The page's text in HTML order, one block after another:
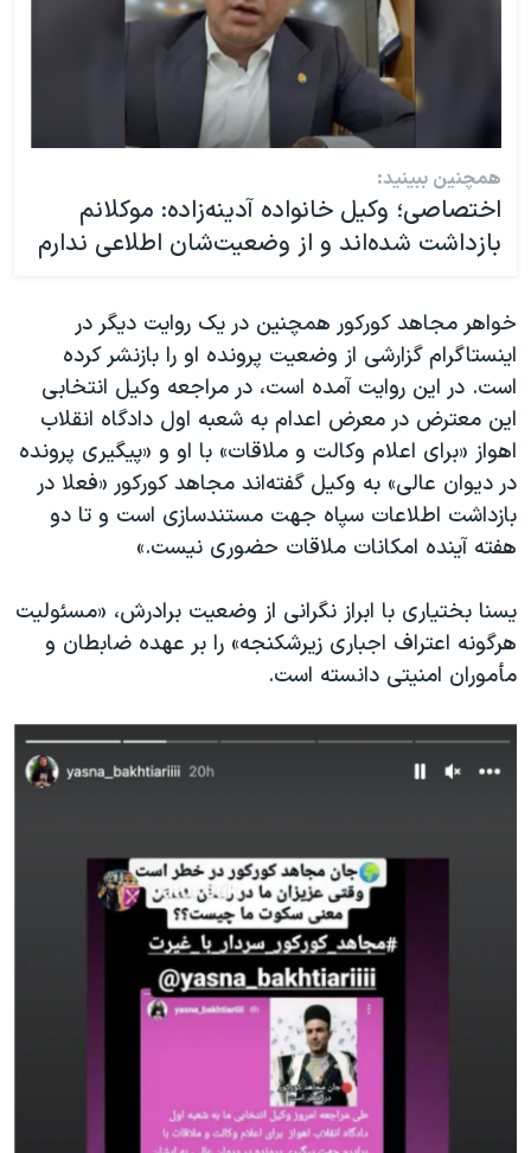
همچنین ببینید:
اختصاصی؛ وکیل خانواده آدینه‌زاده: موکلانم
بازداشت‌ شده‌اند و از وضعیت‌شان اطلاعی ندارم
خواهر مجاهد کورکور همچنین در یک روایت دیگر در
اینستاگرام گزارشی از وضعیت پرونده او را بازنشر کرده
است. در این روایت آمده است، در مراجعه وکیل انتخابی
این معترض در معرض اعدام به شعبه اول دادگاه انقلاب
اهواز «برای اعلام وکالت و ملاقات» با او و «پیگیری پرونده
در دیوان عالی» به وکیل گفته‌اند مجاهد کورکور «فعلا در
بازداشت اطلاعات سپاه جهت مستندسازی است و تا دو
هفته آینده امکانات ملاقات حضوری نیست.»
یسنا بختیاری با ابراز نگرانی از وضعیت برادرش، «مسئولیت
هرگونه اعتراف اجباری زیرشکنجه» را بر عهده ضابطان و
مأموران امنیتی دانسته است.